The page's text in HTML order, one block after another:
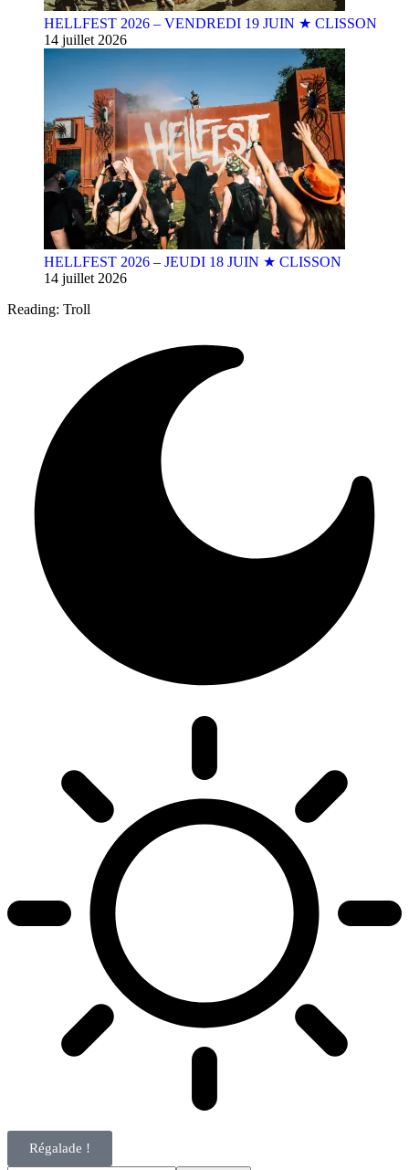
HELLFEST 2026 – VENDREDI 19 JUIN ★ CLISSON
14 juillet 2026
HELLFEST 2026 – JEUDI 18 JUIN ★ CLISSON
14 juillet 2026
Reading: Troll
Régalade !